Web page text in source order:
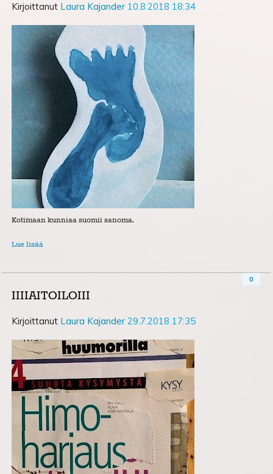
Kirjoittanut Laura Kajander 10.8.2018 18:34
Kotimaan kunniaa suomii sanoma.
Lue lisää
0
IIIIAITOILOIII
Kirjoittanut Laura Kajander 29.7.2018 17:35